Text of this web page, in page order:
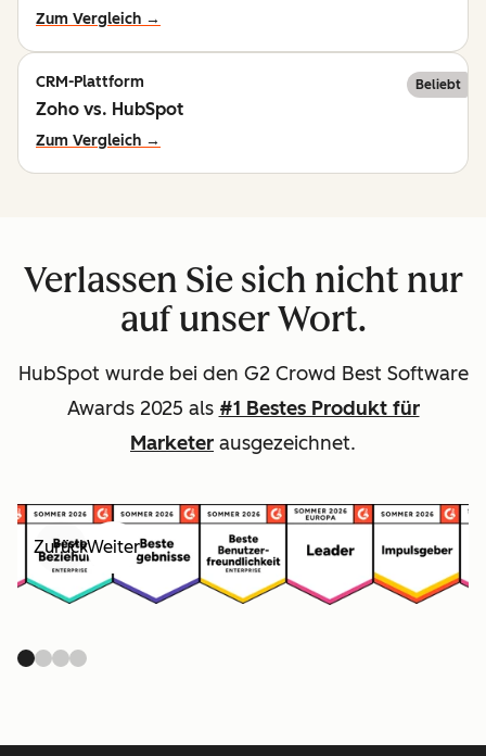
Zum Vergleich →
CRM-Plattform Beliebt
Zoho vs. HubSpot
Zum Vergleich →
Verlassen Sie sich nicht nur
auf unser Wort.
HubSpot wurde bei den G2 Crowd Best Software
Awards 2025 als #1 Bestes Produkt für
Marketer ausgezeichnet.
ZurückWeiter